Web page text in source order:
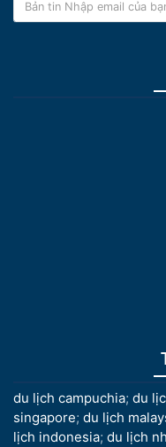
du lịch campuchia; du
singapore; du lịch
lịch indonesia; du lịch